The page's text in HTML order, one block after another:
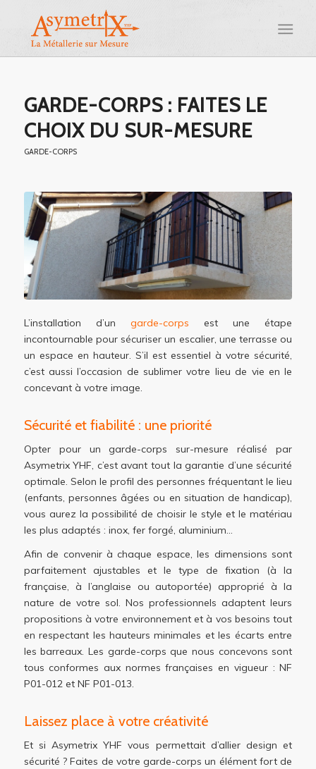
GARDE-CORPS : FAITES LE
CHOIX DU SUR-MESURE
GARDE-CORPS
L’installation d’un garde-corps est une étape
incontournable pour sécuriser un escalier, une terrasse ou
un espace en hauteur. S’il est essentiel à votre sécurité,
c’est aussi l’occasion de sublimer votre lieu de vie en le
concevant à votre image.
Sécurité et fiabilité : une priorité
Opter pour un garde-corps sur-mesure réalisé par
Asymetrix YHF, c’est avant tout la garantie d’une sécurité
optimale. Selon le profil des personnes fréquentant le lieu
(enfants, personnes âgées ou en situation de handicap),
vous aurez la possibilité de choisir le style et le matériau
les plus adaptés : inox, fer forgé, aluminium…
Afin de convenir à chaque espace, les dimensions sont
parfaitement ajustables et le type de fixation (à la
française, à l’anglaise ou autoportée) approprié à la
nature de votre sol. Nos professionnels adaptent leurs
propositions à votre environnement et à vos besoins tout
en respectant les hauteurs minimales et les écarts entre
les barreaux. Les garde-corps que nous concevons sont
tous conformes aux normes françaises en vigueur : NF
P01-012 et NF P01-013.
Laissez place à votre créativité
Et si Asymetrix YHF vous permettait d’allier design et
sécurité ? Faites de votre garde-corps un élément fort de